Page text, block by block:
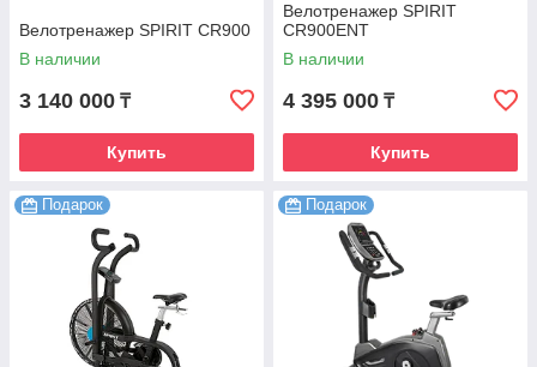
Велотренажер SPIRIT CR900
В наличии
3 140 000 ₸
Купить
Велотренажер SPIRIT
CR900ENT
В наличии
4 395 000 ₸
Купить
Подарок Подарок